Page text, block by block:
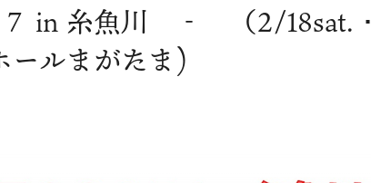
お問い合わせ
７ in 糸魚川 ‐ （2/18sat. ･
ールまがたま)